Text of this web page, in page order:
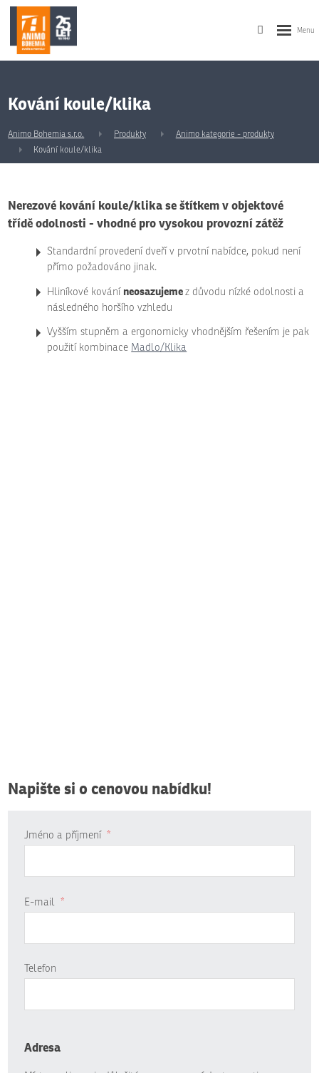
Kování koule/klika
Animo Bohemia s.r.o. Produkty
Animo kategorie - produkty
Kování koule/klika
Nerezové kování koule/klika se štítkem v objektové
třídě odolnosti - vhodné pro vysokou provozní zátěž
Standardní provedení dveří v prvotní nabídce, pokud není
přímo požadováno jinak.
Hliníkové kování neosazujemez důvodu nízké odolnosti a
následného horšího vzhledu
Vyšším stupněm a ergonomicky vhodnějším řešením je pak
použití kombinace Madlo/Klika
Napište si o cenovou nabídku!
Jméno a příjmení *
E-mail *
Telefon
Adresa